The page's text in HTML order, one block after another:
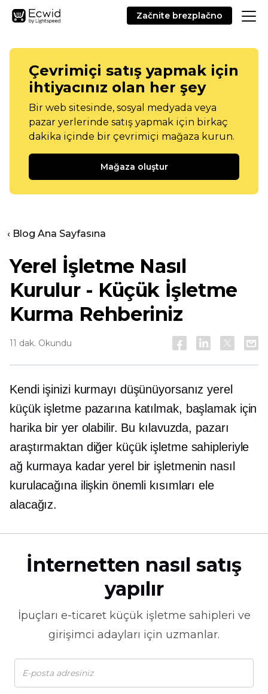
Začnite brezplačno
Çevrimiçi satış yapmak için
ihtiyacınız olan her şey
Bir web sitesinde, sosyal medyada veya
pazar yerlerinde satış yapmak için birkaç
dakika içinde bir çevrimiçi mağaza kurun.
Mağaza oluştur
‹ Blog Ana Sayfasına
Yerel İşletme Nasıl
Kurulur - Küçük İşletme
Kurma Rehberiniz
11 dak. Okundu
Kendi işinizi kurmayı düşünüyorsanız yerel
küçük işletme pazarına katılmak, başlamak için
harika bir yer olabilir. Bu kılavuzda, pazarı
araştırmaktan diğer küçük işletme sahipleriyle
ağ kurmaya kadar yerel bir işletmenin nasıl
kurulacağına ilişkin önemli kısımları ele
alacağız.
İnternetten nasıl satış
yapılır
İpuçları e-ticaretküçük işletme sahipleri ve
girişimci adayları için uzmanlar.